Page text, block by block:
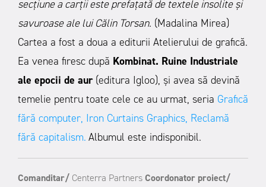
secțiune a carții este prefațată de textele insolite și
savuroase ale lui Călin Torsan. (Madalina Mirea)
Cartea a fost a doua a editurii Atelierului de grafică.
Ea venea firesc după Kombinat. Ruine Industriale
ale epocii de aur(editura Igloo), și avea să devină
temelie pentru toate cele ce au urmat, seria Grafică
fără computer, Iron Curtains Graphics, Reclamă
fără capitalism. Albumul este indisponibil.
Comanditar/ Centerra PartnersCoordonator proiect/